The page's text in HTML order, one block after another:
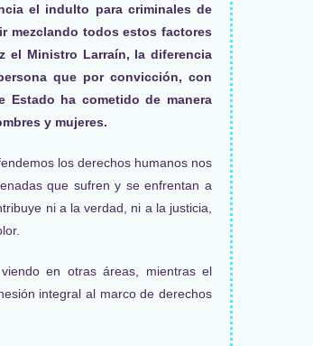
el indulto para criminales de
mezclando todos estos factores
el Ministro Larraín, la diferencia
que por convicción, con
ha cometido de manera
y mujeres.
los derechos humanos nos
que sufren y se enfrentan a
ni a la verdad, ni a la justicia,
en otras áreas, mientras el
integral al marco de derechos